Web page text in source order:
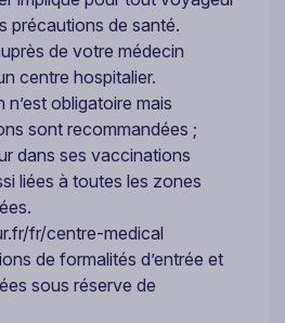
précautions de santé.
de votre médecin
centre hospitalier.
obligatoire mais
sont recommandées ;
dans ses vaccinations
liées à toutes les zones
fr/centre-medical
de formalités d’entrée et
sous réserve de